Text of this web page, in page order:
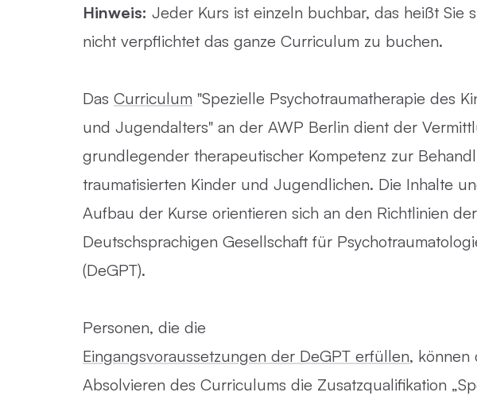
Hinweis: Jeder Kurs ist einzeln buchbar, das heißt Sie
nicht verpflichtet das ganze Curriculum zu buchen.
Das Curriculum "Spezielle Psychotraumatherapie des
und Jugendalters" an der AWP Berlin dient der
grundlegender therapeutischer Kompetenz zur
traumatisierten Kinder und Jugendlichen. Die Inhalte
Aufbau der Kurse orientieren sich an den Richtlinien der
Deutschsprachigen Gesellschaft für
(DeGPT).
Personen, die die
Eingangsvoraussetzungen der DeGPT erfüllen, können
Absolvieren des Curriculums die Zusatzqualifikation